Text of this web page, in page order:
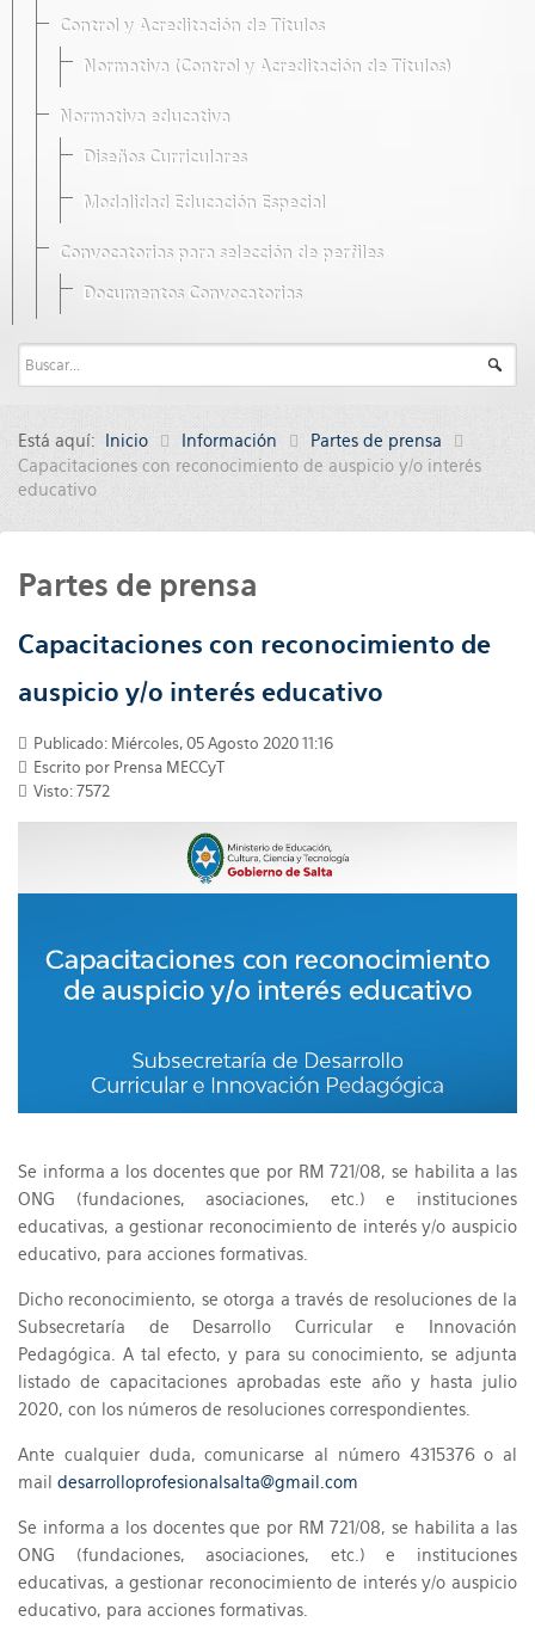
Control y Acreditación de Títulos
Normativa (Control y Acreditación de Títulos)
Normativa educativa
Diseños Curriculares
Modalidad Educación Especial
Convocatorias para selección de perfiles
Documentos Convocatorias
Está aquí: Inicio Información
Partes de prensa
Capacitaciones con reconocimiento de auspicio y/o interés
educativo
Partes de prensa
Capacitaciones con reconocimiento de
auspicio y/o interés educativo
Publicado: Miércoles, 05 Agosto 2020 11:16
Escrito por Prensa MECCyT
Visto: 7572
Se informa a los docentes que por RM 721/08, se habilita a las
ONG (fundaciones, asociaciones, etc.) e instituciones
educativas, a gestionar reconocimiento de interés y/o auspicio
educativo, para acciones formativas.
Dicho reconocimiento, se otorga a través de resoluciones de la
Subsecretaría de Desarrollo Curricular e Innovación
Pedagógica. A tal efecto, y para su conocimiento, se adjunta
listado de capacitaciones aprobadas este año y hasta julio
2020, con los números de resoluciones correspondientes.
Ante cualquier duda, comunicarse al número 4315376 o al
mail desarrolloprofesionalsalta@gmail.com
Se informa a los docentes que por RM 721/08, se habilita a las
ONG (fundaciones, asociaciones, etc.) e instituciones
educativas, a gestionar reconocimiento de interés y/o auspicio
educativo, para acciones formativas.